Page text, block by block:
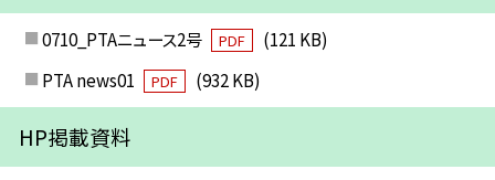
0710_PTAニュース2号 PDF
(121 KB)
PTA news01
PDF (932 KB)
HP掲載資料